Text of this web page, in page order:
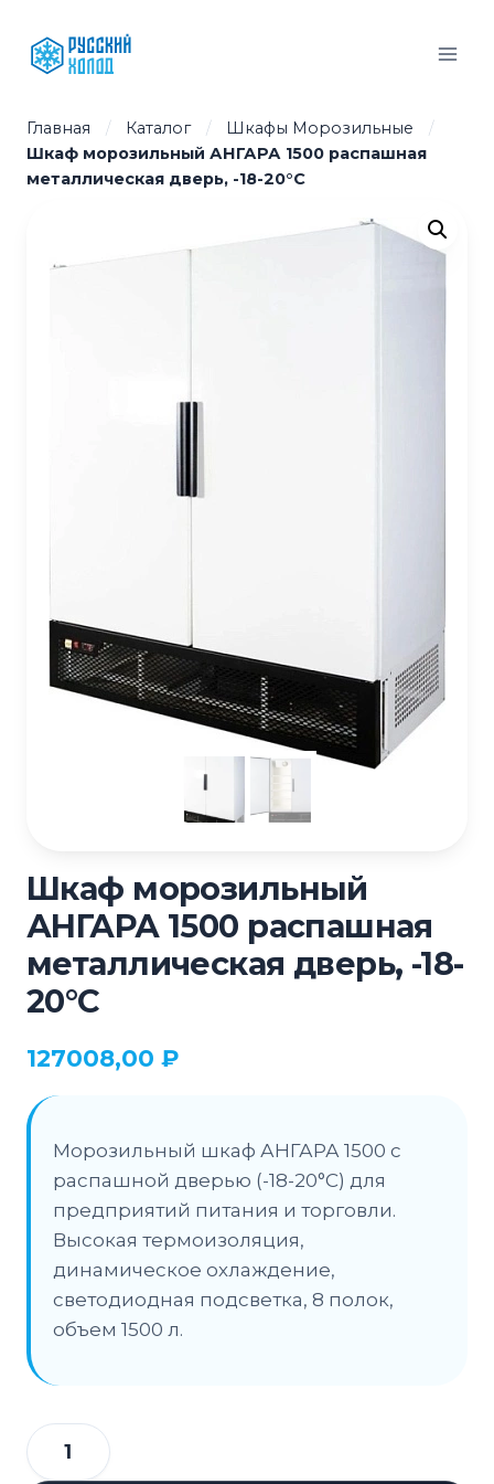
содержимому
Главная / Каталог / Шкафы Морозильные
/
Шкаф морозильный АНГАРА 1500 распашная
металлическая дверь, -18-20°С
Шкаф морозильный
АНГАРА 1500 распашная
металлическая дверь, -18-
20°С
127008,00 ₽
Морозильный шкаф АНГАРА 1500 с
распашной дверью (-18-20°C) для
предприятий питания и торговли.
Высокая термоизоляция,
динамическое охлаждение,
светодиодная подсветка, 8 полок,
объем 1500 л.
Количество